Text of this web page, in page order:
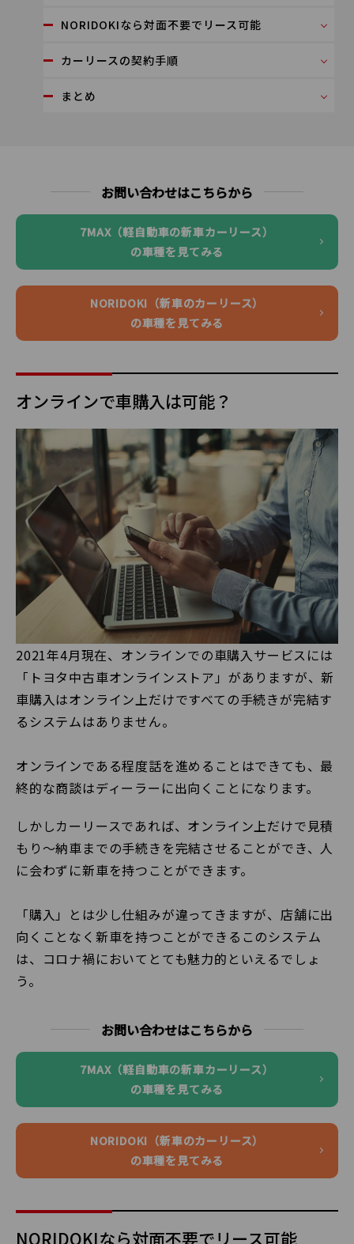
NORIDOKIなら対面不要でリース可能
カーリースの契約手順
まとめ
お問い合わせはこちらから
7MAX（軽自動車の新車カーリース）
の車種を見てみる
NORIDOKI（新車のカーリース）
の車種を見てみる
オンラインで車購入は可能？
2021年4月現在、オンラインでの車購入サービスには
「トヨタ中古車オンラインストア」がありますが、新
車購入はオンライン上だけですべての手続きが完結す
るシステムはありません。
オンラインである程度話を進めることはできても、最
終的な商談はディーラーに出向くことになります。
しかしカーリースであれば、オンライン上だけで見積
もり～納車までの手続きを完結させることができ、人
に会わずに新車を持つことができます。
「購入」とは少し仕組みが違ってきますが、店舗に出
向くことなく新車を持つことができるこのシステム
は、コロナ禍においてとても魅力的といえるでしょ
う。
お問い合わせはこちらから
7MAX（軽自動車の新車カーリース）
の車種を見てみる
NORIDOKI（新車のカーリース）
の車種を見てみる
NORIDOKIなら対面不要でリース可能